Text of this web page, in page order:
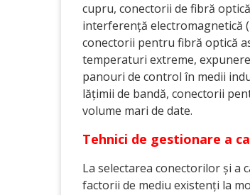
cupru, conectorii de fibră
interferență electromagnetică
conectorii pentru fibră optică
temperaturi extreme,
panouri de control în medii
lățimii de bandă, conectorii
volume mari de date.
Tehnici de gestionare a
La selectarea conectorilor și
factorii de mediu existenți la